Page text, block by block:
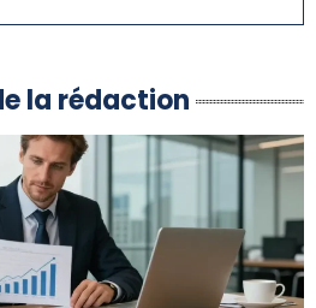
la rédaction